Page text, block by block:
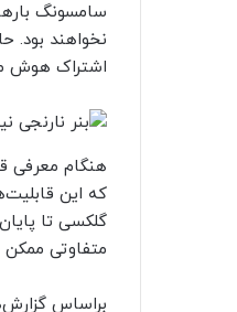
سامسونگ
اشتراک هوش
که این
متفاوتی
براساس